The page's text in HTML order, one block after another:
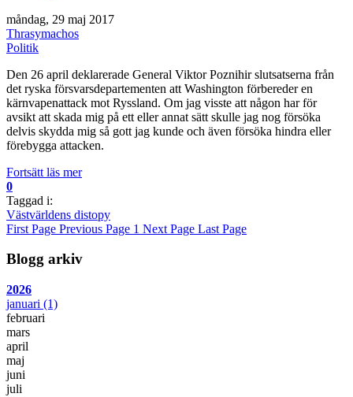
måndag, 29 maj 2017
Thrasymachos
Politik
Den 26 april deklarerade General Viktor Poznihir slutsatserna från
det ryska försvarsdepartementen att Washington förbereder en
kärnvapenattack mot Ryssland. Om jag visste att någon har för
avsikt att skada mig på ett eller annat sätt skulle jag nog försöka
delvis skydda mig så gott jag kunde och även försöka hindra eller
förebygga attacken.
Fortsätt läs mer
0
Taggad i:
Västvärldens distopy
First Page Previous Page 1 Next Page Last Page
Blogg arkiv
2026
januari (1)
februari
mars
april
maj
juni
juli